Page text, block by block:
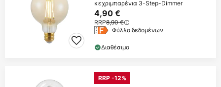
κεχριμπαρένια 3-Step-Dimmer
4,90 €
RRP8,90 €
Φύλλο δεδομένων
Διαθέσιμο
RRP -12%